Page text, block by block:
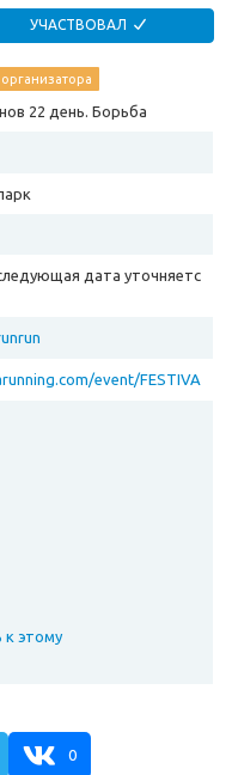
УЧАСТВОВАЛ
22 день. Борьба
дата уточняетс
event/FESTIVA
к этому
0